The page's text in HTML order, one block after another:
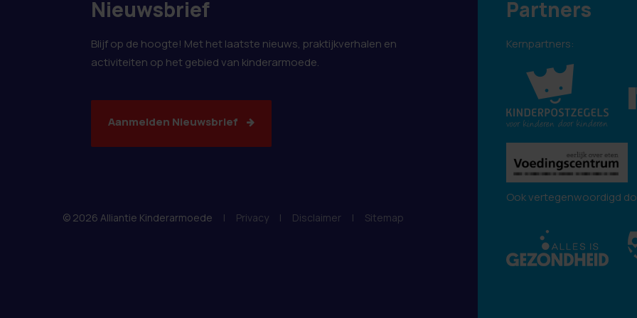
Nieuwsbrief
Blijf op de hoogte! Met het laatste nieuws, praktijkverhalen en
activiteiten op het gebied van kinderarmoede.
Aanmelden Nieuwsbrief
© 2026 Alliantie Kinderarmoede | Privacy | Disclaimer | Sitemap
Partners
Kernpartners:
Ook vertegenwoordigd